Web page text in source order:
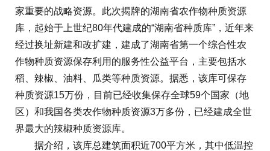
家重要的战略资源。此次揭牌的湖南省农作物种质资源
库，起始于上世纪80年代建成的“湖南省种质库”，近年来
经过换址新建和改扩建，建成了湖南省第一个综合性农
作物种质资源保存利用的服务性公益平台，主要包括水
稻、辣椒、油料、瓜类等种质资源。据悉，该库可保存
种质资源15万份，目前已经收集保存全球59个国家（地
区）和我国各类农作物种质资源3万多份，已经建成全世
界最大的辣椒种质资源库。
据介绍，该库总建筑面积近700平方米，其中低温控